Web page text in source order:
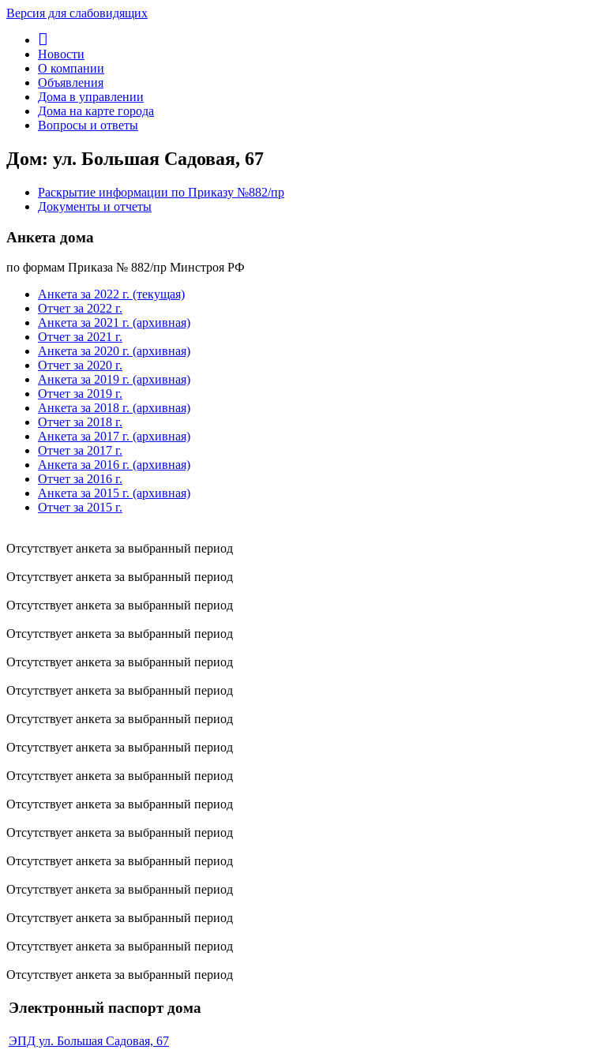
Версия для слабовидящих
Новости
О компании
Объявления
Дома в управлении
Дома на карте города
Вопросы и ответы
Дом: ул. Большая Садовая, 67
Раскрытие информации по Приказу №882/пр
Документы и отчеты
Анкета дома
по формам Приказа № 882/пр Минстроя РФ
Анкета за 2022 г. (текущая)
Отчет за 2022 г.
Анкета за 2021 г. (архивная)
Отчет за 2021 г.
Анкета за 2020 г. (архивная)
Отчет за 2020 г.
Анкета за 2019 г. (архивная)
Отчет за 2019 г.
Анкета за 2018 г. (архивная)
Отчет за 2018 г.
Анкета за 2017 г. (архивная)
Отчет за 2017 г.
Анкета за 2016 г. (архивная)
Отчет за 2016 г.
Анкета за 2015 г. (архивная)
Отчет за 2015 г.
Отсутствует анкета за выбранный период
Отсутствует анкета за выбранный период
Отсутствует анкета за выбранный период
Отсутствует анкета за выбранный период
Отсутствует анкета за выбранный период
Отсутствует анкета за выбранный период
Отсутствует анкета за выбранный период
Отсутствует анкета за выбранный период
Отсутствует анкета за выбранный период
Отсутствует анкета за выбранный период
Отсутствует анкета за выбранный период
Отсутствует анкета за выбранный период
Отсутствует анкета за выбранный период
Отсутствует анкета за выбранный период
Отсутствует анкета за выбранный период
Отсутствует анкета за выбранный период
Электронный паспорт дома
ЭПД ул. Большая Садовая, 67